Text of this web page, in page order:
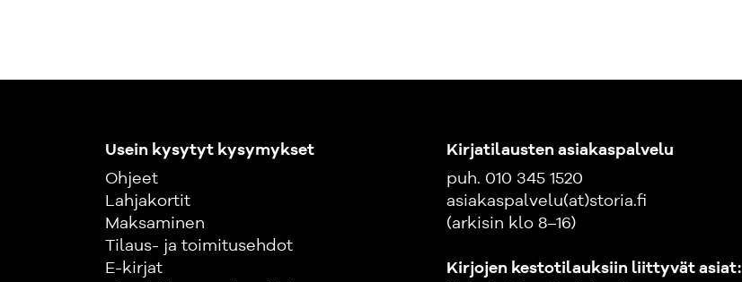
Usein kysytyt kysymykset
Ohjeet
Lahjakortit
Maksaminen
Tilaus- ja toimitusehdot
E-kirjat
Kirjatilausten asiakaspalvelu
puh. 010 345 1520
asiakaspalvelu(at)storia.fi
(arkisin klo 8–16)
Kirjojen kestotilauksiin liittyvät asiat: